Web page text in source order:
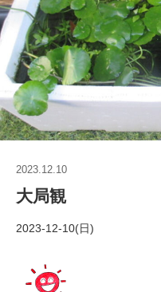
2023.12.10
大局観
2023-12-10(日)